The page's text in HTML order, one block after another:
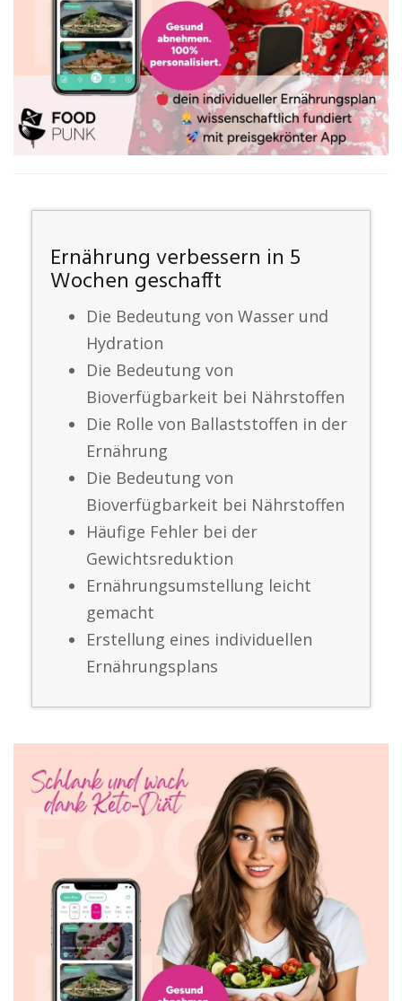
Ernährung verbessern in 5
Wochen geschafft
Die Bedeutung von Wasser und
Hydration
Die Bedeutung von
Bioverfügbarkeit bei Nährstoffen
Die Rolle von Ballaststoffen in der
Ernährung
Die Bedeutung von
Bioverfügbarkeit bei Nährstoffen
Häufige Fehler bei der
Gewichtsreduktion
Ernährungsumstellung leicht
gemacht
Erstellung eines individuellen
Ernährungsplans